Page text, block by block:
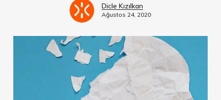
Dicle Kızılkan
Ağustos 24, 2020